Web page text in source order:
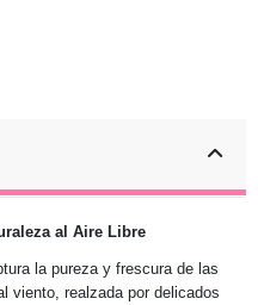
al Aire Libre
la pureza y frescura de las
viento, realzada por delicados